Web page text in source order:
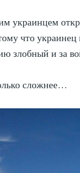
украинцем
что
злобный и за
сложнее…